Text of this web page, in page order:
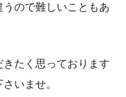
ので難しいこともあ
たく思っております
いませ。